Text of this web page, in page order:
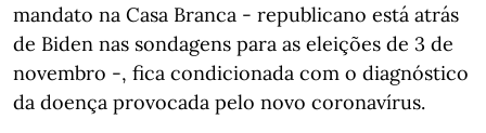
mandato na Casa Branca - republicano está atrás
de Biden nas sondagens para as eleições de 3 de
novembro -, fica condicionada com o diagnóstico
da doença provocada pelo novo coronavírus.